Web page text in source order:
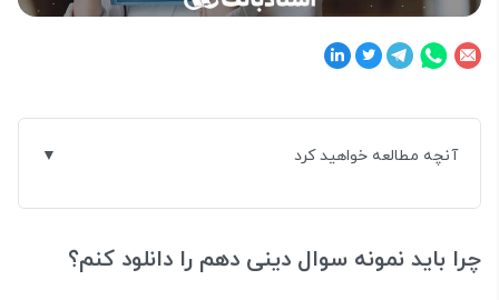
آنچه مطالعه خواهید کرد
چرا باید نمونه سوال دینی دهم را دانلود کنم؟